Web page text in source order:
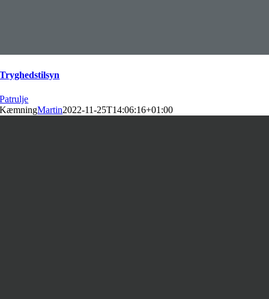
Tryghedstilsyn
Patrulje
KæmningMartin2022-11-25T14:06:16+01:00